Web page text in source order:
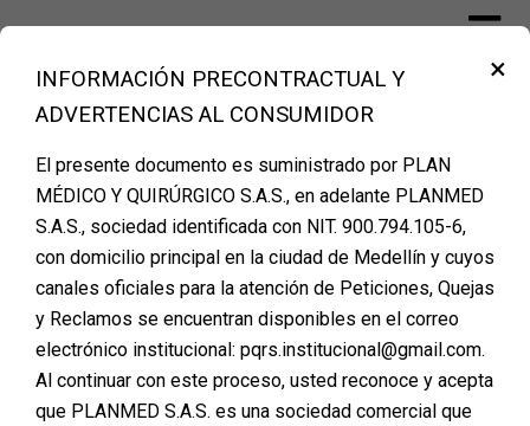
Financiación Cirugía Plástica Medellín
– PLANMED
El Camino a la
Transformación: Cómo
Planificar tu Cirugía
Plástica con Presupuesto
×
INFORMACIÓN PRECONTRACTUAL Y
ADVERTENCIAS AL CONSUMIDOR
El presente documento es suministrado por PLAN
MÉDICO Y QUIRÚRGICO S.A.S., en adelante PLANMED
S.A.S., sociedad identificada con NIT. 900.794.105-6,
con domicilio principal en la ciudad de Medellín y cuyos
canales oficiales para la atención de Peticiones, Quejas
y Reclamos se encuentran disponibles en el correo
electrónico institucional: pqrs.institucional@gmail.com.
Al continuar con este proceso, usted reconoce y acepta
que PLANMED S.A.S. es una sociedad comercial que